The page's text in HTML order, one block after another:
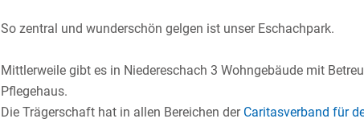
So zentral und wunderschön gelgen ist unser Eschachpark.
Mittlerweile gibt es in Niedereschach 3 Wohngebäude mit
Pflegehaus.
Die Trägerschaft hat in allen Bereichen der Caritasverband für